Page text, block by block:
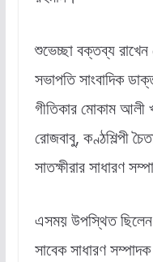
শুভেচ্ছা বক্তব্য রাখেন
সভাপতি সাংবাদিক
গীতিকার মোকাম
রোজবাবু, কণ্ঠশিল্পী
সাতক্ষীরার সাধারণ
এসময় উপস্থিত ছিলেন
সাবেক সাধারণ